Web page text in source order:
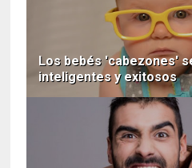
Los bebés 'cabezones'
inteligentes y exitosos